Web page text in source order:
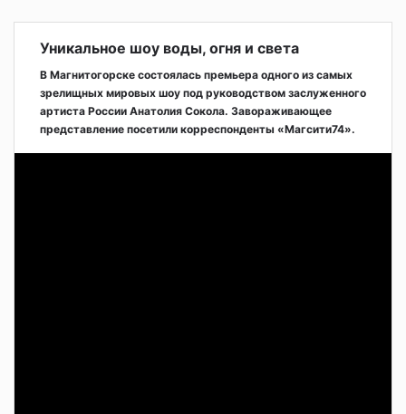
Уникальное шоу воды, огня и света
В Магнитогорске состоялась премьера одного из самых
зрелищных мировых шоу под руководством заслуженного
артиста России Анатолия Сокола. Завораживающее
представление посетили корреспонденты «Магсити74».